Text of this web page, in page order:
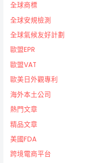
全球商標
全球安規檢測
全球氣候友好計劃
歐盟EPR
歐盟VAT
歐美日外觀專利
海外本土公司
熱門文章
精品文章
美國FDA
跨境電商平台